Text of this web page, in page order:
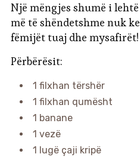
Një mëngjes shumë i
më të shëndetshme nuk
fëmijët tuaj dhe mysafirët!
Përbërësit:
1 filxhan tërshër
1 filxhan qumësht
1 banane
1 vezë
1 lugë çaji kripë